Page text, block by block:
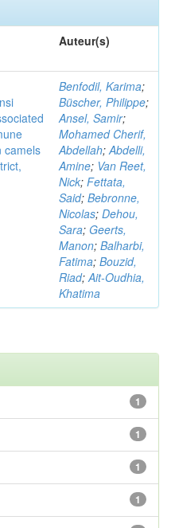
Auteur(s)
camels
Benfodil, Karima;
Büscher, Philippe;
Ansel, Samir;
Mohamed Cherif,
Abdellah;Abdelli,
Amine; Van Reet,
Nick; Fettata,
Said; Bebronne,
Nicolas; Dehou,
Sara; Geerts,
Manon; Balharbi,
Fatima; Bouzid,
Riad;Ait-Oudhia,
Khatima
1
1
1
1